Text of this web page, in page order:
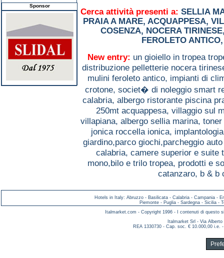
Cerca attività presenti a: SELLIA
PRAIA A MARE, ACQUAPPESA,
COSENZA, NOCERA TIRINESE
FEROLETO ANTICO
New entry: un gioiello in tropea
distribuzione pelletterie nocera
mulini feroleto antico, impianti di
crotone, societ� di noleggio smart
calabria, albergo ristorante piscina
250mt acquappesa, villaggio sul
villapiana, albergo sellia marina,
jonica roccella ionica,
giardino,parco giochi,parcheggio
calabria, camere superior e suite
mono,bilo e trilo tropea, prodotti e
catanzaro, b & b
Sponsor
Hotels in Italy: Abruzzo - Basilicata - Calabria - Campania -
Piemonte- Puglia- Sardegna- Sicilia-
Italmarket.com - Copyright 1996 - I contenuti di questo
Italmarket Srl - Via
REA 1330730 - Cap. soc. € 10.000,00 i.e.